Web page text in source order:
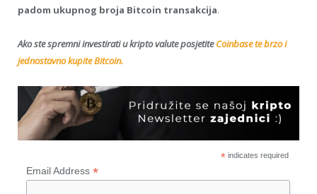
padom ukupnog broja Bitcoin transakcija.
Ako ste spremni investirati u kripto valute posjetiteCoinbase te brzo i
jednostavno kupite Bitcoin.
*indicates required
Email Address *